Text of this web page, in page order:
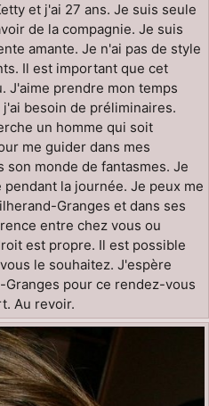
et j'ai 27 ans. Je suis seule
de la compagnie. Je suis
amante. Je n'ai pas de style
Il est important que cet
J'aime prendre mon temps
besoin de préliminaires.
un homme qui soit
me guider dans mes
son monde de fantasmes. Je
la journée. Je peux me
Granges et dans ses
entre chez vous ou
est propre. Il est possible
le souhaitez. J'espère
pour ce rendez-vous
Au revoir.